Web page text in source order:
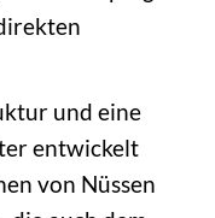
und eine
entwickelt
von Nüssen